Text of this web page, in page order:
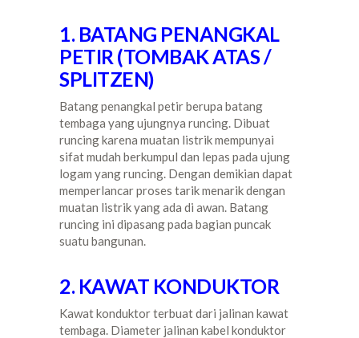
1. BATANG PENANGKAL
PETIR (TOMBAK ATAS /
SPLITZEN)
Batang penangkal petir berupa batang
tembaga yang ujungnya runcing. Dibuat
runcing karena muatan listrik mempunyai
sifat mudah berkumpul dan lepas pada ujung
logam yang runcing. Dengan demikian dapat
memperlancar proses tarik menarik dengan
muatan listrik yang ada di awan. Batang
runcing ini dipasang pada bagian puncak
suatu bangunan.
2. KAWAT KONDUKTOR
Kawat konduktor terbuat dari jalinan kawat
tembaga. Diameter jalinan kabel konduktor